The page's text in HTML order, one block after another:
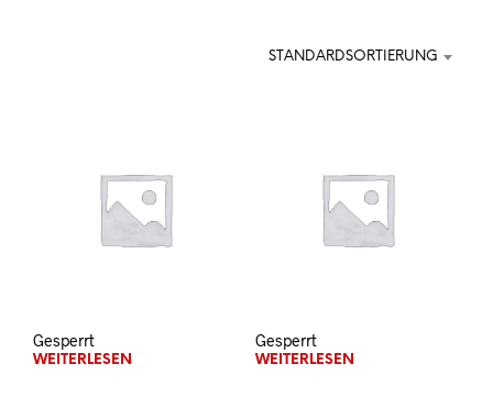
STANDARDSORTIERUNG
Gesperrt
WEITERLESEN
Gesperrt
WEITERLESEN